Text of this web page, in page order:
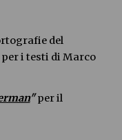
del
i testi di Marco
" per il